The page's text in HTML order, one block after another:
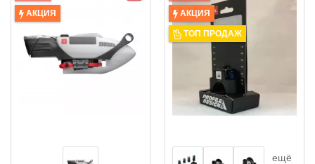
АКЦИЯ АКЦИЯ
ТОП ПРОДАЖ
ещё